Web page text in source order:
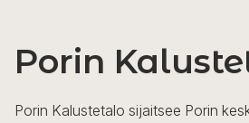
Porin
Porin Kalustetalo sijaitsee Porin